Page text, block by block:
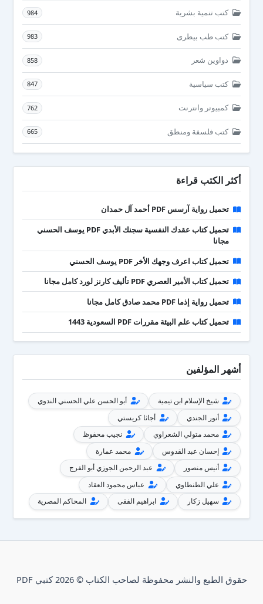
كتب تنمية بشرية 984
كتب طب بيطرى 983
دواوين شعر 858
كتب سياسية 847
كمبيوتر وانترنت 762
كتب فلسفة ومنطق 665
أكثر الكتب قراءة
تحميل رواية آرسس PDF أحمد آل حمدان
تحميل كتاب عقدك النفسية سجنك الأبدي PDF يوسف الحسني
مجانا
تحميل كتاب اعرف وجهك الأخر PDF يوسف الحسني
تحميل كتاب الأمير العصري PDF تأليف كارنز لورد كامل مجانا
تحميل رواية إذما PDF محمد صادق كامل مجانا
تحميل كتاب علم البيئة مقررات PDF السعودية 1443
أشهر المؤلفين
شيخ الإسلام ابن تيمية
أبو الحسن علي الحسني الندوي
أنور الجندي
أجاثا كريستي
محمد متولي الشعراوي
نجيب محفوظ
إحسان عبد القدوس
محمد عمارة
أنيس منصور
عبد الرحمن الجوزي أبو الفرج
علي الطنطاوي
عباس محمود العقاد
سهيل زكار
ابراهيم الفقى المحاكم المصرية
حقوق الطبع والنشر محفوظة لصاحب الكتاب © 2026 كتبي PDF